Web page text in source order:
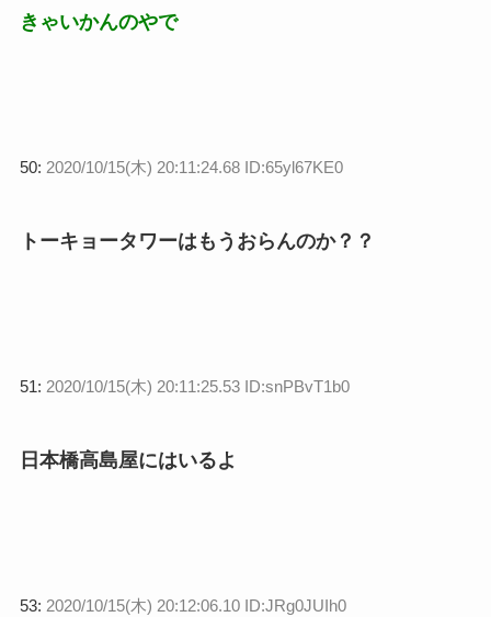
きゃいかんのやで
50: 2020/10/15(木) 20:11:24.68 ID:65yl67KE0
トーキョータワーはもうおらんのか？？
51: 2020/10/15(木) 20:11:25.53 ID:snPBvT1b0
日本橋高島屋にはいるよ
53: 2020/10/15(木) 20:12:06.10 ID:JRg0JUIh0